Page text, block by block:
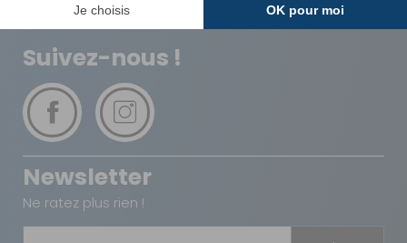
Suivez-nous !
Newsletter
Ne ratez plus rien !